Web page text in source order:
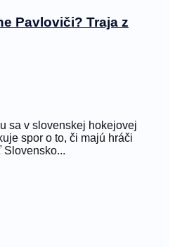
Pavloviči? Traja z
sa v slovenskej hokejovej
spor o to, či majú hráči
Slovensko...